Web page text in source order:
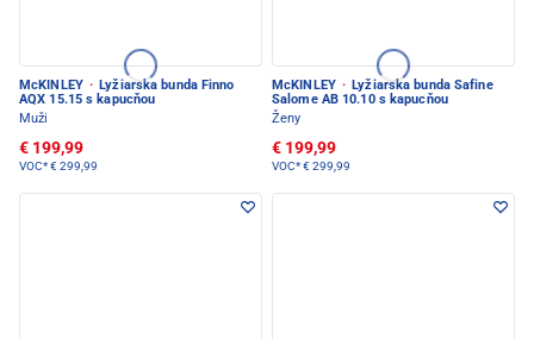
McKINLEY · Lyžiarska bunda Finno
AQX 15.15 s kapucňou
Muži
€ 199,99
VOC*€ 299,99
McKINLEY · Lyžiarska bunda Safine
Salome AB 10.10 s kapucňou
Ženy
€ 199,99
VOC*€ 299,99